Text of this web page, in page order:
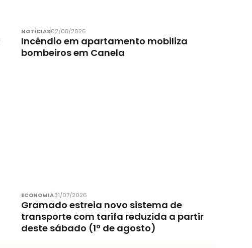
NOTÍCIAS02/08/2026
Incêndio em apartamento mobiliza
bombeiros em Canela
ECONOMIA31/07/2026
Gramado estreia novo sistema de
transporte com tarifa reduzida a partir
deste sábado (1º de agosto)